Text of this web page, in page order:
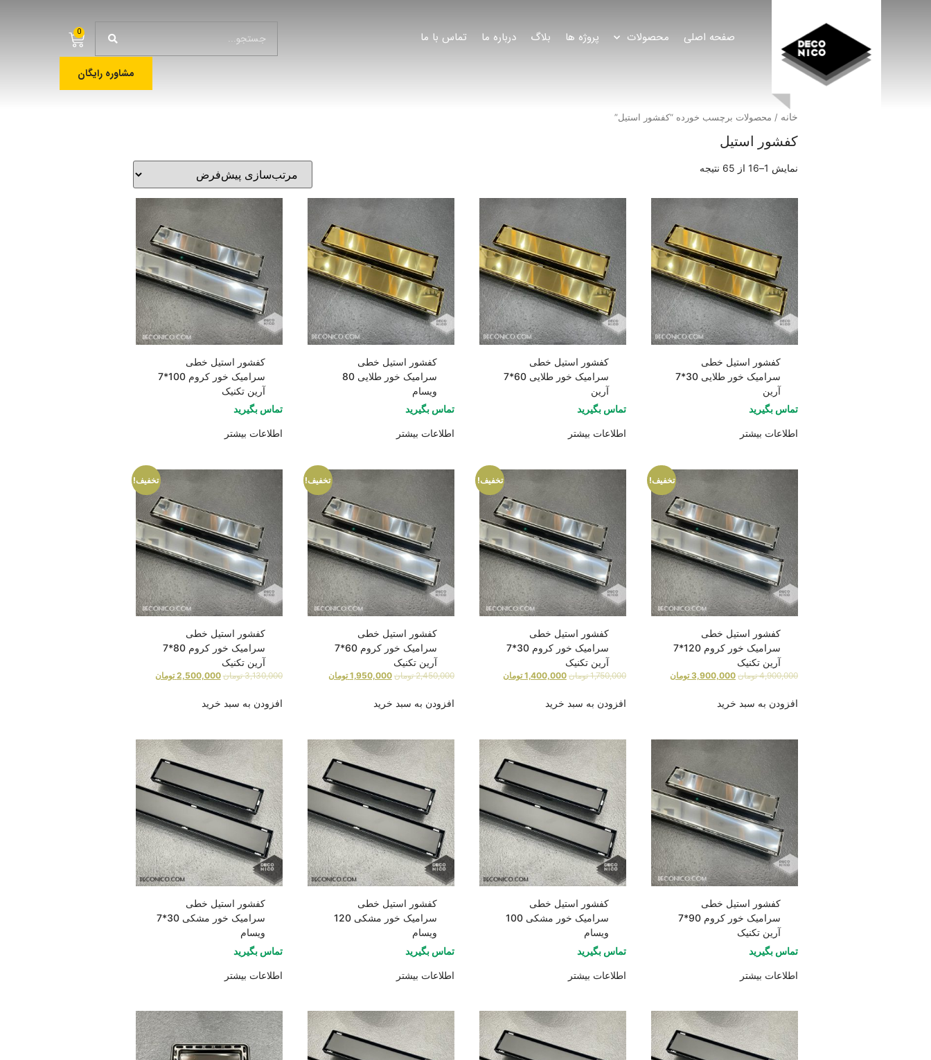
صفحه اصلی محصولات پروژه ها بلاگ درباره ما تماس با ما 0
مشاوره رایگان
خانه / محصولات برچسب خورده “کفشور استیل”
کفشور استیل
نمایش 1–16 از 65 نتیجه
کفشور استیل خطی
سرامیک خور طلایی 30*7
آرین
تماس بگیرید
اطلاعات بیشتر
کفشور استیل خطی
سرامیک خور طلایی 60*7
آرین
تماس بگیرید
اطلاعات بیشتر
کفشور استیل خطی
سرامیک خور طلایی 80
ویسام
تماس بگیرید
اطلاعات بیشتر
کفشور استیل خطی
سرامیک خور کروم 100*7
آرین تکنیک
تماس بگیرید
اطلاعات بیشتر
تخفیف!
کفشور استیل خطی
سرامیک خور کروم 120*7
آرین تکنیک
4,900,000 تومان 3,900,000 تومان
افزودن به سبد خرید
تخفیف!
کفشور استیل خطی
سرامیک خور کروم 30*7
آرین تکنیک
1,750,000 تومان 1,400,000 تومان
افزودن به سبد خرید
تخفیف!
کفشور استیل خطی
سرامیک خور کروم 60*7
آرین تکنیک
2,450,000 تومان 1,950,000 تومان
افزودن به سبد خرید
تخفیف!
کفشور استیل خطی
سرامیک خور کروم 80*7
آرین تکنیک
3,130,000 تومان 2,500,000 تومان
افزودن به سبد خرید
کفشور استیل خطی
سرامیک خور کروم 90*7
آرین تکنیک
تماس بگیرید
اطلاعات بیشتر
کفشور استیل خطی
سرامیک خور مشکی 100
ویسام
تماس بگیرید
اطلاعات بیشتر
کفشور استیل خطی
سرامیک خور مشکی 120
ویسام
تماس بگیرید
اطلاعات بیشتر
کفشور استیل خطی
سرامیک خور مشکی 30*7
ویسام
تماس بگیرید
اطلاعات بیشتر